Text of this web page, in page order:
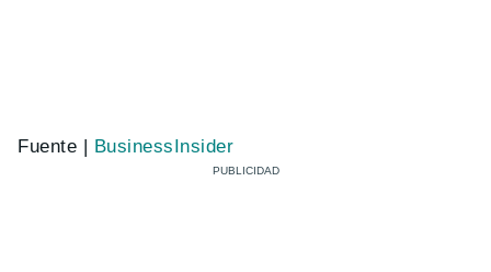
Fuente | BusinessInsider